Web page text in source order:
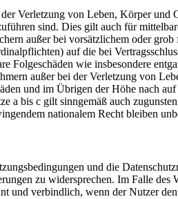
Verletzung von Leben, Körper
sind. Dies gilt auch für
außer bei vorsätzlichem oder
auf die bei
Folgeschäden wie insbesondere
außer bei der Verletzung von
und im Übrigen der Höhe nach
a bis c gilt sinngemäß auch
nationalem Recht bleiben
und die
zu widersprechen. Im Falle
und verbindlich, wenn der Nutzer